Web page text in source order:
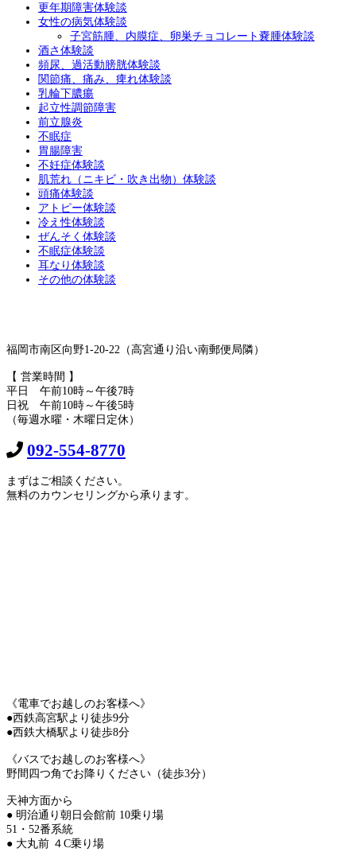
更年期障害体験談
女性の病気体験談
子宮筋腫、内膜症、卵巣チョコレート嚢腫体験談
酒さ体験談
頻尿、過活動膀胱体験談
関節痛、痛み、痺れ体験談
乳輪下膿瘍
起立性調節障害
前立腺炎
不眠症
胃腸障害
不妊症体験談
肌荒れ（ニキビ・吹き出物）体験談
頭痛体験談
アトピー体験談
冷え性体験談
ぜんそく体験談
不眠症体験談
耳なり体験談
その他の体験談
福岡市南区向野1-20-22（高宮通り沿い南郵便局隣）
【 営業時間 】
平日 午前10時～午後7時
日祝 午前10時～午後5時
（毎週水曜・木曜日定休）
092-554-8770
まずはご相談ください。
無料のカウンセリングから承ります。
《電車でお越しのお客様へ》
●西鉄高宮駅より徒歩9分
●西鉄大橋駅より徒歩8分
《バスでお越しのお客様へ》
野間四つ角でお降りください（徒歩3分）
天神方面から
● 明治通り朝日会館前 10乗り場
51・52番系統
● 大丸前 ４C乗り場